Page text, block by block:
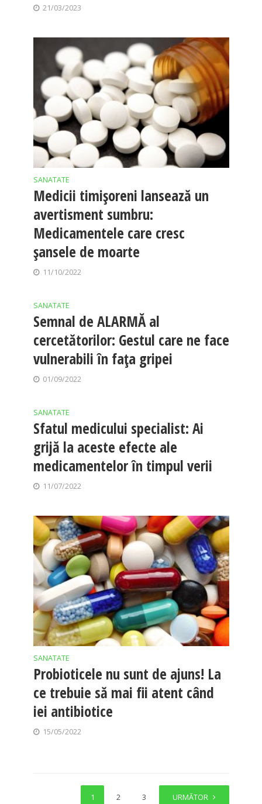
21/03/2023
SANATATE
Medicii timișoreni lansează un
avertisment sumbru:
Medicamentele care cresc
șansele de moarte
11/10/2022
SANATATE
Semnal de ALARMĂ al
cercetătorilor: Gestul care ne face
vulnerabili în faţa gripei
01/09/2022
SANATATE
Sfatul medicului specialist: Ai
grijă la aceste efecte ale
medicamentelor în timpul verii
11/07/2022
SANATATE
Probioticele nu sunt de ajuns! La
ce trebuie să mai fii atent când
iei antibiotice
15/05/2022
1 2 3 URMĂTOR